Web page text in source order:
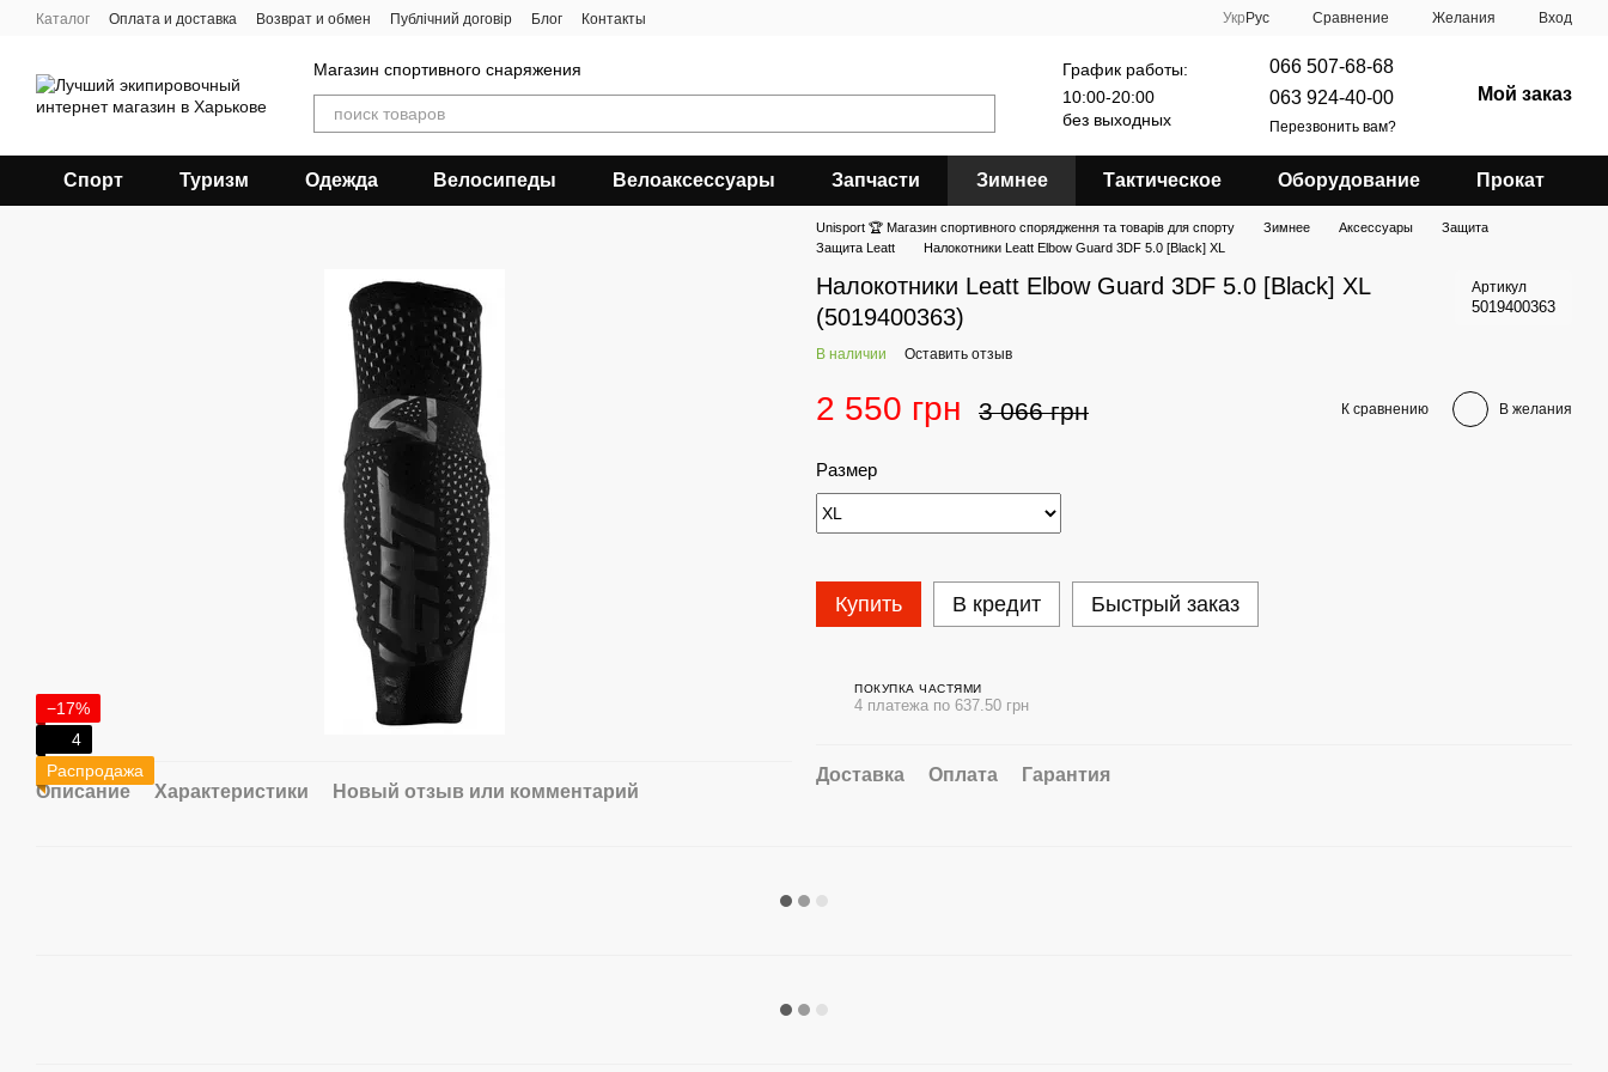
Перейти к основному контенту
Каталог Оплата и доставка Возврат и обмен Публічний договір Блог Контакты Укр Рус Сравнение Желания Вход
Магазин спортивного снаряжения
График работы:
10:00-20:00
без выходных
066 507-68-68
063 924-40-00
Перезвонить вам?
Мой заказ
Спорт Туризм Одежда Велосипеды Велоаксессуары Запчасти Зимнее Тактическое Оборудование Прокат
−17%
4
Распродажа
Описание Характеристики Новый отзыв или комментарий
Unisport 🏆 Магазин спортивного спорядження та товарів для спорту Зимнее Аксессуары
Защита
Защита Leatt
Налокотники Leatt Elbow Guard 3DF 5.0 [Black] XL
Налокотники Leatt Elbow Guard 3DF 5.0 [Black] XL
(5019400363)
Артикул
5019400363
В наличии Оставить отзыв
2 550 грн 3 066 грн К сравнению В желания
Размер
Купить В кредит Быстрый заказ
ПОКУПКА ЧАСТЯМИ
4 платежа по 637.50 грн
Доставка Оплата Гарантия